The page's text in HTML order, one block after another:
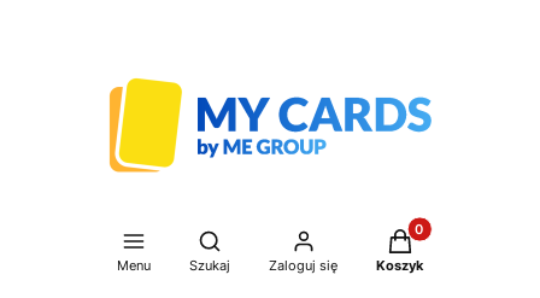
Menu
Otwórz wyszukiwarkę
Szukaj Zaloguj się
Produkty w
Koszyk